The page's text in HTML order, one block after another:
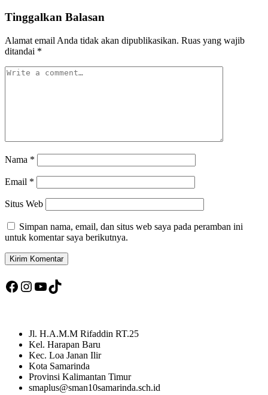
Tinggalkan Balasan
Alamat email Anda tidak akan dipublikasikan. Ruas yang wajib
ditandai *
Nama *
Email *
Situs Web
Simpan nama, email, dan situs web saya pada peramban ini
untuk komentar saya berikutnya.
Facebook
Instagram
YouTube
TikTok
Jl. H.A.M.M Rifaddin RT.25
Kel. Harapan Baru
Kec. Loa Janan Ilir
Kota Samarinda
Provinsi Kalimantan Timur
smaplus@sman10samarinda.sch.id